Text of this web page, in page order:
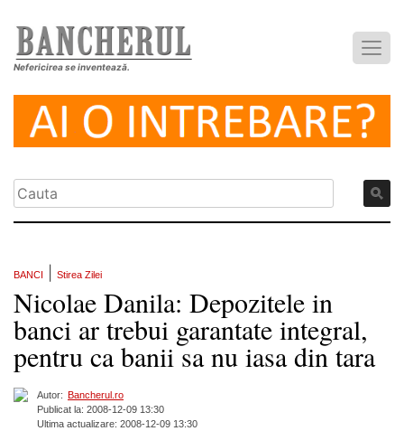
Nefericirea se inventează.
BANCI Stirea Zilei
Nicolae Danila: Depozitele in
banci ar trebui garantate integral,
pentru ca banii sa nu iasa din tara
Autor: Bancherul.ro
Publicat la: 2008-12-09 13:30
Ultima actualizare: 2008-12-09 13:30